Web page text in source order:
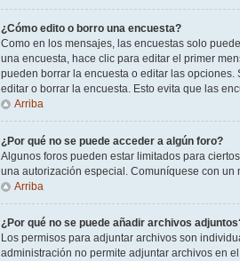
¿Cómo edito o borro una encuesta?
Como en los mensajes, las encuestas solo
una encuesta, hace clic para editar el primer
pueden borrar la encuesta o editar las
editar o borrar la encuesta. Esto evita que las
Arriba
¿Por qué no se puede acceder a algún foro?
Algunos foros pueden estar limitados para
una autorización especial. Comuníquese con
Arriba
¿Por qué no se puede añadir archivos
Los permisos para adjuntar archivos son
administración no permite adjuntar archivos en